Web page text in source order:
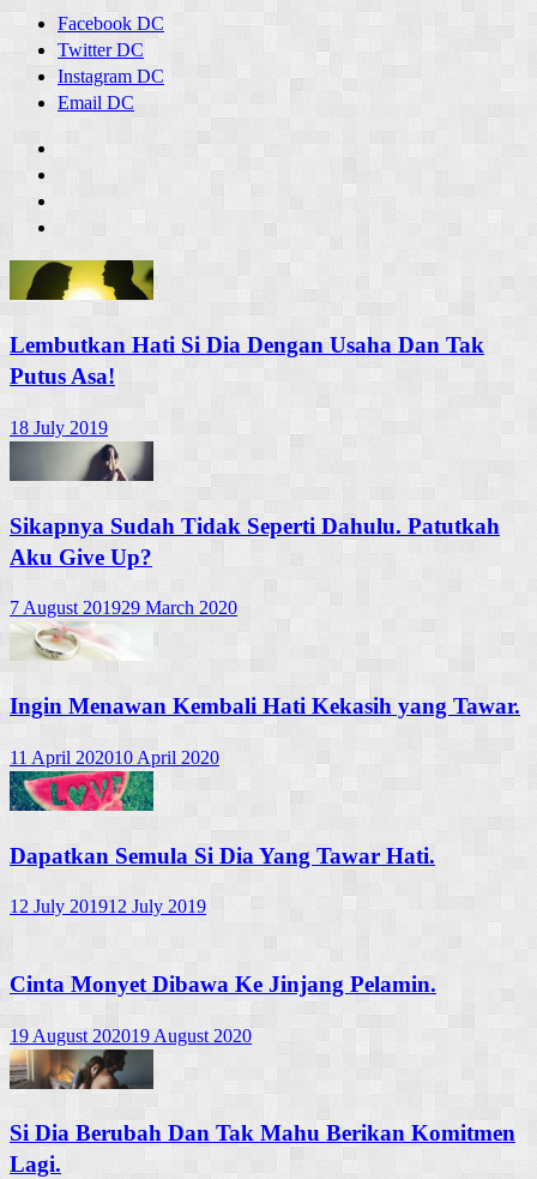
Facebook DC
Twitter DC
Instagram DC
Email DC
Lembutkan Hati Si Dia Dengan Usaha Dan Tak
Putus Asa!
18 July 2019
Sikapnya Sudah Tidak Seperti Dahulu. Patutkah
Aku Give Up?
7 August 201929 March 2020
Ingin Menawan Kembali Hati Kekasih yang Tawar.
11 April 202010 April 2020
Dapatkan Semula Si Dia Yang Tawar Hati.
12 July 201912 July 2019
Cinta Monyet Dibawa Ke Jinjang Pelamin.
19 August 202019 August 2020
Si Dia Berubah Dan Tak Mahu Berikan Komitmen
Lagi.